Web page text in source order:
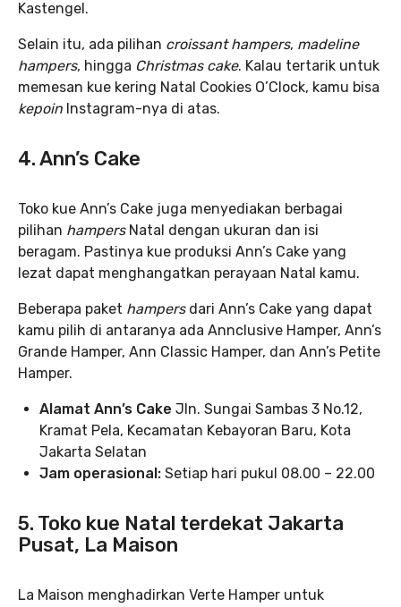
Kastengel.
Selain itu, ada pilihan croissant hampers, madeline
hampers, hingga Christmas cake. Kalau tertarik untuk
memesan kue kering Natal Cookies O’Clock, kamu bisa
kepoin Instagram-nya di atas.
4. Ann’s Cake
Toko kue Ann’s Cake juga menyediakan berbagai
pilihan hampers Natal dengan ukuran dan isi
beragam. Pastinya kue produksi Ann’s Cake yang
lezat dapat menghangatkan perayaan Natal kamu.
Beberapa paket hampers dari Ann’s Cake yang dapat
kamu pilih di antaranya ada Annclusive Hamper, Ann’s
Grande Hamper, Ann Classic Hamper, dan Ann’s Petite
Hamper.
Alamat Ann’s Cake Jln. Sungai Sambas 3 No.12,
Kramat Pela, Kecamatan Kebayoran Baru, Kota
Jakarta Selatan
Jam operasional: Setiap hari pukul 08.00 – 22.00
5. Toko kue Natal terdekat Jakarta
Pusat, La Maison
La Maison menghadirkan Verte Hamper untuk